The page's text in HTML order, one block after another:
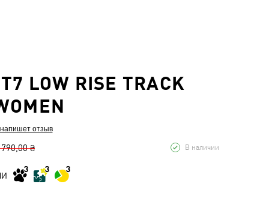
LOW RISE TRACK
отзыв
₴ В наличии